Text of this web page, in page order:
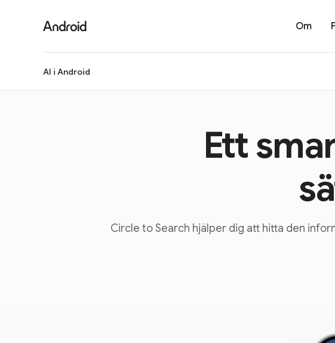
Om
AI i Android
Ett
Circle to Search hjälper dig att hitta den